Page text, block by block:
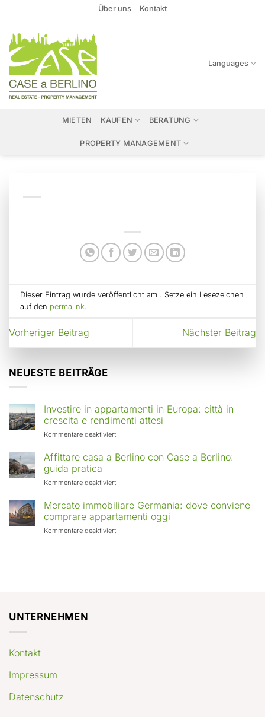
springen
Über uns Kontakt
Languages
MIETEN KAUFEN BERATUNG
PROPERTY MANAGEMENT
Dieser Eintrag wurde veröffentlicht am . Setze ein Lesezeichen
auf den permalink.
Vorheriger Beitrag Nächster Beitrag
NEUESTE BEITRÄGE
Investire in appartamenti in Europa: città in
crescita e rendimenti attesi
Kommentare deaktiviertfür
in
Europa:
in
crescita
rendimenti
Affittare casa a Berlino con Case a Berlino:
guida pratica
Kommentare deaktiviertfür
casa
a
Berlino
con
Mercato immobiliare Germania: dove conviene
comprare appartamenti oggi
Kommentare deaktiviertfür
UNTERNEHMEN
Kontakt
Impressum
Datenschutz